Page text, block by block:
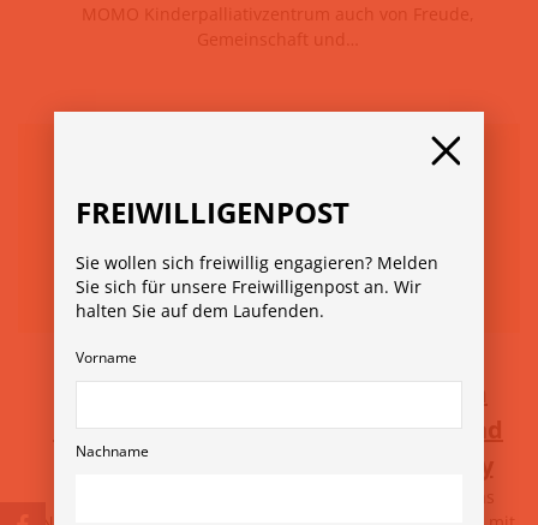
MOMO Kinderpalliativzentrum auch von Freude,
Gemeinschaft und…
Hobby Engagement wird: Tamara und
ihr Kreativkurs bei der Hobby Lobby
FREIWILLIGENPOST
Sie wollen sich freiwillig engagieren? Melden
Sie sich für unsere Freiwilligenpost an. Wir
halten Sie auf dem Laufenden.
Vorname
Nachname